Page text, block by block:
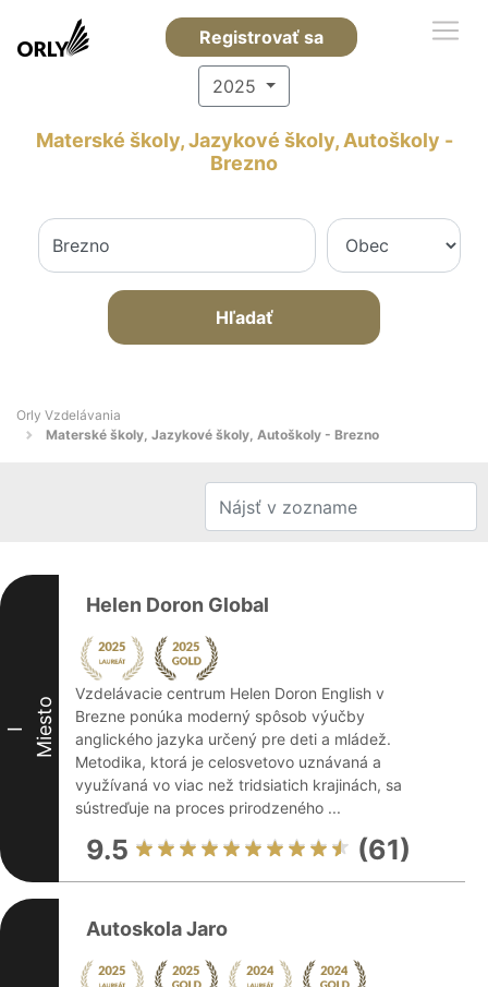
Registrovať sa
2025
Materské školy, Jazykové školy, Autoškoly -
Brezno
Hľadať
Orly Vzdelávania
Materské školy, Jazykové školy, Autoškoly - Brezno
I Miesto
Helen Doron Global
Vzdelávacie centrum Helen Doron English v
Brezne ponúka moderný spôsob výučby
anglického jazyka určený pre deti a mládež.
Metodika, ktorá je celosvetovo uznávaná a
využívaná vo viac než tridsiatich krajinách, sa
sústreďuje na proces prirodzeného ...
9.5 (61)
Autoskola Jaro